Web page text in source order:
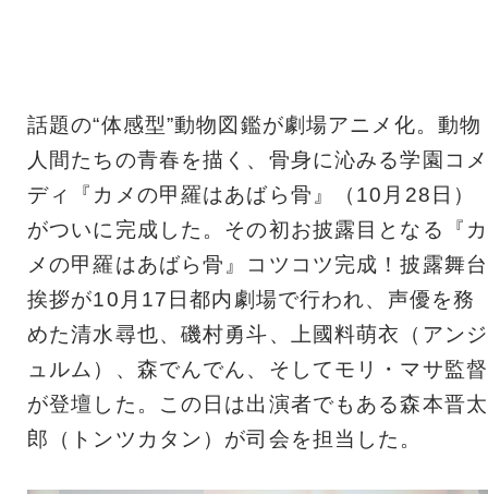
話題の“体感型”動物図鑑が劇場アニメ化。動物
人間たちの青春を描く、骨身に沁みる学園コメ
ディ『カメの甲羅はあばら骨』（10月28日）
がついに完成した。その初お披露目となる『カ
メの甲羅はあばら骨』コツコツ完成！披露舞台
挨拶が10月17日都内劇場で行われ、声優を務
めた清水尋也、磯村勇斗、上國料萌衣（アンジ
ュルム）、森でんでん、そしてモリ・マサ監督
が登壇した。この日は出演者でもある森本晋太
郎（トンツカタン）が司会を担当した。